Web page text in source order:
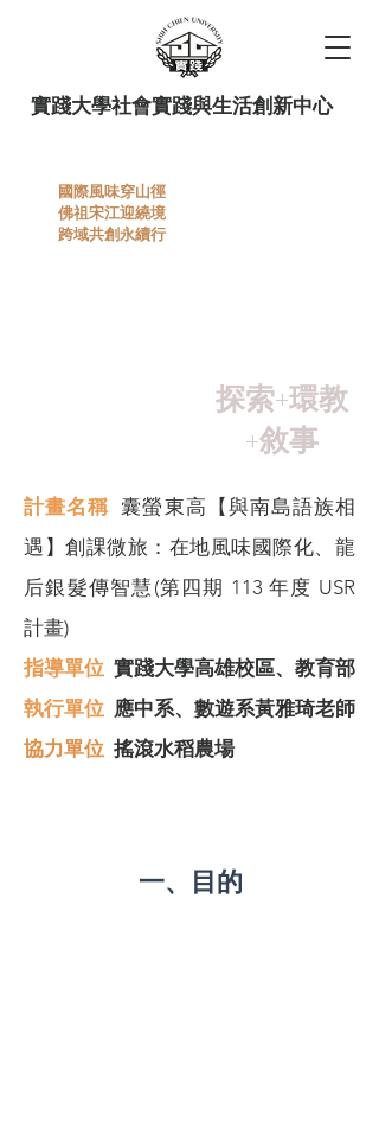
實踐大學社會實踐與生活創新中心
國際風味穿山徑
佛祖宋江迎繞境
跨域共創永續行
探索+環教
+敘事
計畫名稱 囊螢東高【與南島語族相
遇】創課微旅：在地風味國際化、龍
后銀髮傳智慧(第四期 113 年度 USR
計畫)
指導單位 實踐大學高雄校區、教育部
​執行單位 應中系、數遊系黃雅琦老師
協力單位 搖滾水稻農場
一、目的